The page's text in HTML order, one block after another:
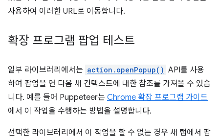
사용하여 이러한 URL로 이동합니다.
확장 프로그램 팝업 테스트
일부 라이브러리에서는 action.openPopup() API를 사용
하여 팝업을 연 다음 새 컨텍스트에 대한 참조를 가져올 수 있습
니다. 예를 들어 Puppeteer는 Chrome 확장 프로그램 가이드
에서 이 작업을 수행하는 방법을 설명합니다.
선택한 라이브러리에서 이 작업을 할 수 없는 경우 새 탭에서 팝